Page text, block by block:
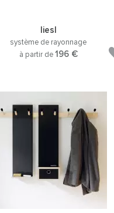
liesl
système de rayonnage
à partir de 196 €